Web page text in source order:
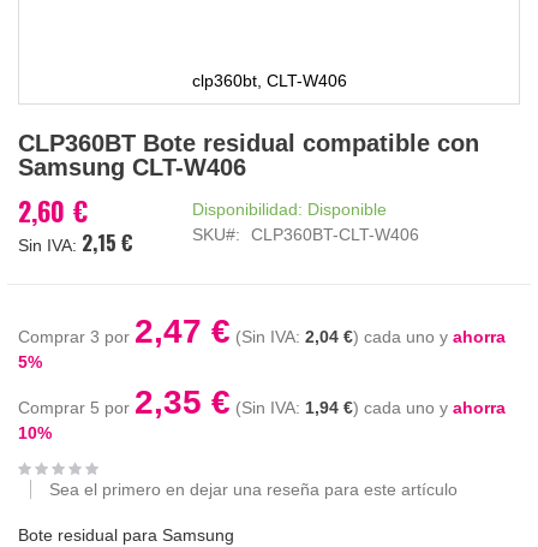
clp360bt, CLT-W406
al
comienzo
la
galería
CLP360BT Bote residual compatible con
Samsung CLT-W406
2,60 €
2,15 €
Disponibilidad: Disponible
SKU
CLP360BT-CLT-W406
Comprar 3 por 2,47 € 2,04 € cada uno y ahorra
5%
Comprar 5 por 2,35 € 1,94 € cada uno y ahorra
10%
Sea el primero en dejar una reseña para este artículo
Bote residual para Samsung